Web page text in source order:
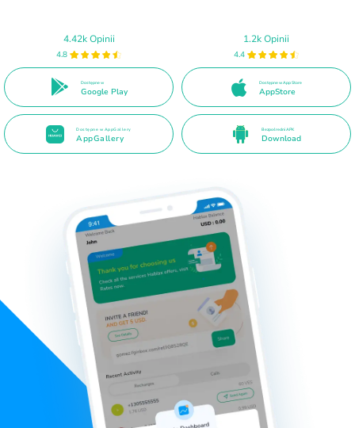
4.42k Opinii
4.8
Dostępne w
Google Play
1.2k Opinii
4.4
Dostępne w App Store
AppStore
Dostępne w AppGallery
AppGallery
Bezpośredni APK
Download